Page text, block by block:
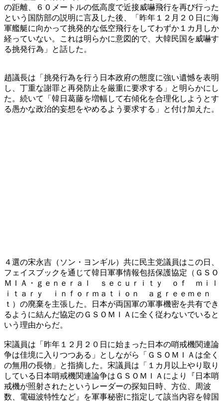
の距離、６０メートルの低高度で近接威嚇飛行を再び行った
という国防部の説明に言及した後、「昨年１２月２０日に海
軍艦艇に向かって挑発的な低空飛行をしてわずか１カ月しか
経っていない。これは明らかに意図的で、大韓民国を威嚇す
る挑発行為」と話した。
趙議長は「挑発行為を行う日本政府の態度に強い遺憾を表明
し、丁重な謝罪と再発防止を厳重に要求する」と明らかにし
た。続いて「韓日葛藤を増幅して右傾化を合理化しようとす
る愚かな政治的妄想をやめるよう要求する」と付け加えた。
４選の宋永吉（ソン・ヨンギル）共に民主党議員はこの日、
フェイスブックを通じて韓日軍事情報包括保護協定（ＧＳＯ
ＭＩＡ・ｇｅｎｅｒａｌ ｓｅｃｕｒｉｔｙ ｏｆ ｍｉｌ
ｉｔａｒｙ ｉｎｆｏｒｍａｔｉｏｎ ａｇｒｅｅｍｅｎ
ｔ）の廃棄を主張した。日本が両国軍の軍事機密を共有でき
るように結んだ協定のＧＳＯＭＩＡに全く従わないでいると
いう理由からだ。
宋議員は「昨年１２月２０日に始まった日本の哨戒機関連論
争は佳境に入りつつある」としながら「ＧＳＯＭＩＡは全く
の無用の長物」と指摘した。宋議員は「１カ月以上やり取り
している日本哨戒機関連論争はＧＳＯＭＩＡにより『日本哨
戒機が照射されたというレーダーの探知日時、方位、周波
数、電磁波特性など』を軍事秘密に指定して該当内容を韓国